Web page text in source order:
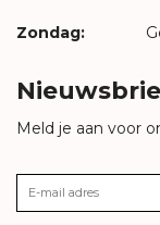
Zondag:
Meld je aan voor